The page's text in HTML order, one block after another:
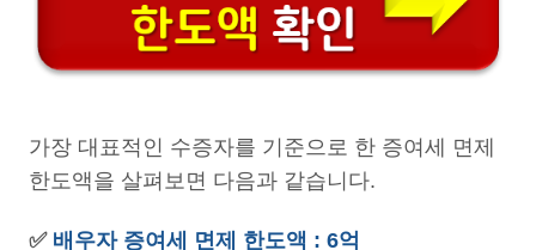
가장 대표적인 수증자를 기준으로 한 증여세 면제
한도액을 살펴보면 다음과 같습니다.
✅ 배우자 증여세 면제 한도액 : 6억